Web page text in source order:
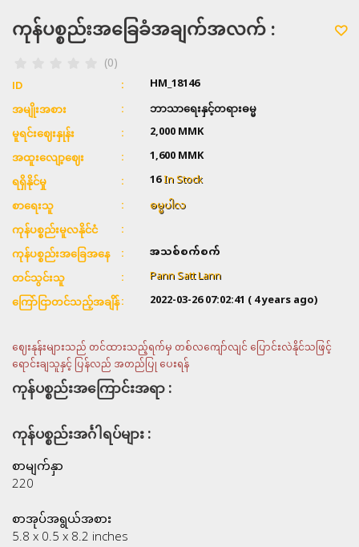
ကုန်ပစ္စည်းအခြေခံအချက်အလက် :
(0)
ID HM_18146
အမျိုးအစား
ဘာသာရေးနှင့်တရားဓမ္မ
မူရင်းဈေးနှုန်း
2,000 MMK
အထူးလျော့ဈေး 1,600 MMK
ရရှိနိုင်မှု 16In Stock
စာရေးသူ ဓမ္မပါလ
ကုန်ပစ္စည်းမူလနိုင်ငံ
ကုန်ပစ္စည်းအခြေအနေ
အသစ်စက်စက်
တင်သွင်းသူ Pann Satt Lann
ကြော်ငြာတင်သည့်အချိန် 2022-03-26 07:02:41 ( 4 years ago)
ဈေးနုန်းများသည် တင်ထားသည့်ရက်မှ တစ်လကျော်လျင် ပြောင်းလဲနိုင်သဖြင့်
ရောင်းချသူနှင့် ပြန်လည် အတည်ပြု ပေးရန်
ကုန်ပစ္စည်းအကြောင်းအရာ :
ကုန်ပစ္စည်းအင်္ဂါရပ်များ :
စာမျက်နှာ
220
စာအုပ်အရွယ်အစား
5.8 x 0.5 x 8.2 inches